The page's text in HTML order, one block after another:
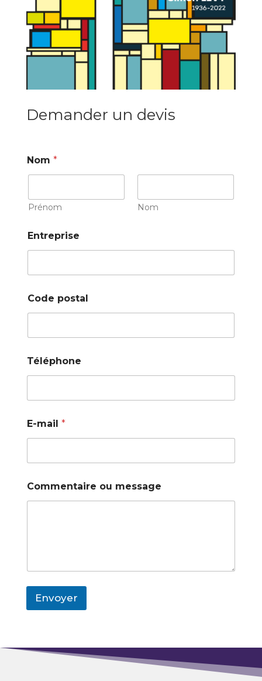
Demander un devis
Nom *
Prénom Nom
Entreprise
Code postal
Téléphone
E-mail *
Commentaire ou message
Envoyer